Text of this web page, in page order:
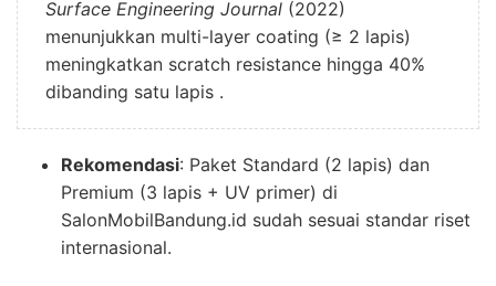
Surface Engineering Journal (2022)
menunjukkan multi-layer coating (≥ 2 lapis)
meningkatkan scratch resistance hingga 40%
dibanding satu lapis .
Rekomendasi: Paket Standard (2 lapis) dan
Premium (3 lapis + UV primer) di
SalonMobilBandung.id sudah sesuai standar riset
internasional.